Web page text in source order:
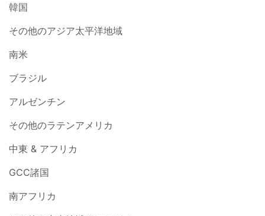
韓国
その他のアジア太平洋地域
南米
ブラジル
アルゼンチン
その他のラテンアメリカ
中東 & アフリカ
GCC諸国
南アフリカ